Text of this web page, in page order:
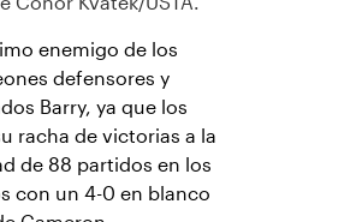
enemigo de los
defensores y
Barry, ya que los
racha de victorias a la
de 88 partidos en los
con un 4-0 en blanco